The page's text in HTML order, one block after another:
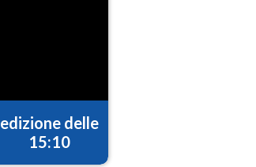
edizione delle
15:10